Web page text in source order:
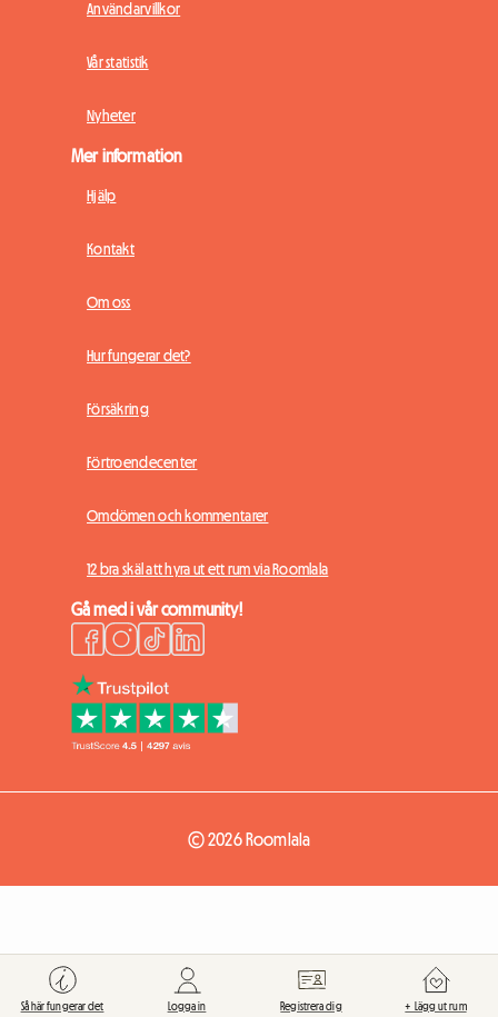
Användarvillkor
Vår statistik
Nyheter
Mer information
Hjälp
Kontakt
Om oss
Hur fungerar det?
Försäkring
Förtroendecenter
Omdömen och kommentarer
12 bra skäl att hyra ut ett rum via Roomlala
Gå med i vår community!
© 2026 Roomlala
Så här fungerar det Logga in Registrera dig + Lägg ut rum